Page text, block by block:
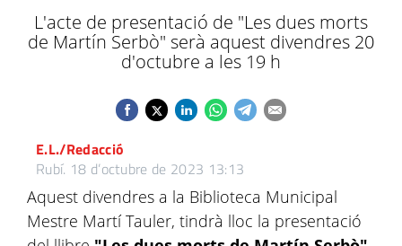
L'acte de presentació de "Les dues morts
de Martín Serbò" serà aquest divendres 20
d'octubre a les 19 h
E.L./Redacció
Rubí. 18 d’octubre de 2023 13:13
Aquest divendres a la Biblioteca Municipal
Mestre Martí Tauler, tindrà lloc la presentació